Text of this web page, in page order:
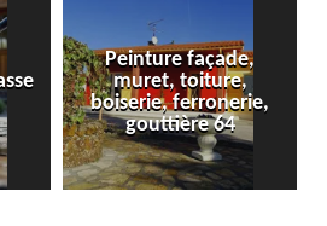
Peinture façade,
muret, toiture,
boiserie, ferronerie,
gouttière 64